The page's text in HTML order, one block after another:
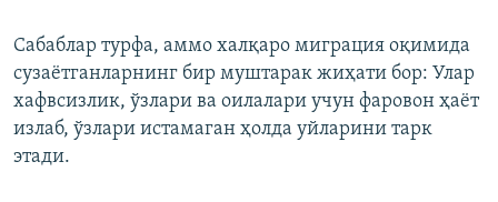
Сабаблар турфа, аммо халқаро миграция оқимида
сузаётганларнинг бир муштарак жиҳати бор: Улар
хафвсизлик, ўзлари ва оилалари учун фаровон ҳаёт
излаб, ўзлари истамаган ҳолда уйларини тарк
этади.